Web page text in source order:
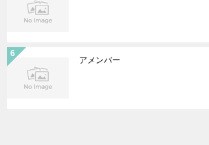
アメンバー